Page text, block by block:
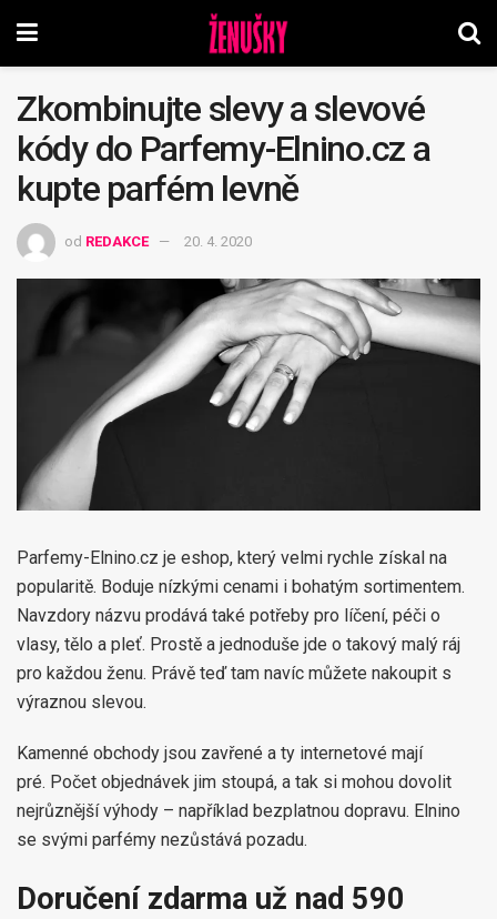
Zkombinujte slevy a slevové
kódy do Parfemy-Elnino.cz a
kupte parfém levně
od REDAKCE 20. 4. 2020
Parfemy-Elnino.cz je eshop, který velmi rychle získal na
popularitě. Boduje nízkými cenami i bohatým sortimentem.
Navzdory názvu prodává také potřeby pro líčení, péči o
vlasy, tělo a pleť. Prostě a jednoduše jde o takový malý ráj
pro každou ženu. Právě teď tam navíc můžete nakoupit s
výraznou slevou.
Kamenné obchody jsou zavřené a ty internetové mají
pré. Počet objednávek jim stoupá, a tak si mohou dovolit
nejrůznější výhody – například bezplatnou dopravu. Elnino
se svými parfémy nezůstává pozadu.
Doručení zdarma už nad 590